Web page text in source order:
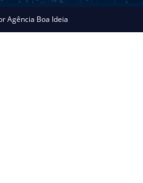
Agência Boa Ideia